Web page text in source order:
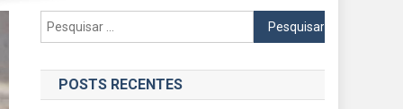
Pesquisar
por:
POSTS RECENTES